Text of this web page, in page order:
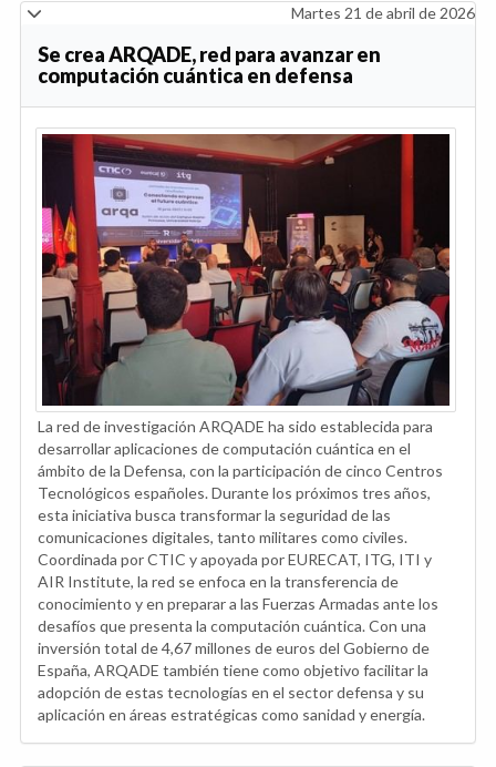
Martes 21 de abril de 2026
Se crea ARQADE, red para avanzar en
computación cuántica en defensa
La red de investigación ARQADE ha sido establecida para
desarrollar aplicaciones de computación cuántica en el
ámbito de la Defensa, con la participación de cinco Centros
Tecnológicos españoles. Durante los próximos tres años,
esta iniciativa busca transformar la seguridad de las
comunicaciones digitales, tanto militares como civiles.
Coordinada por CTIC y apoyada por EURECAT, ITG, ITI y
AIR Institute, la red se enfoca en la transferencia de
conocimiento y en preparar a las Fuerzas Armadas ante los
desafíos que presenta la computación cuántica. Con una
inversión total de 4,67 millones de euros del Gobierno de
España, ARQADE también tiene como objetivo facilitar la
adopción de estas tecnologías en el sector defensa y su
aplicación en áreas estratégicas como sanidad y energía.